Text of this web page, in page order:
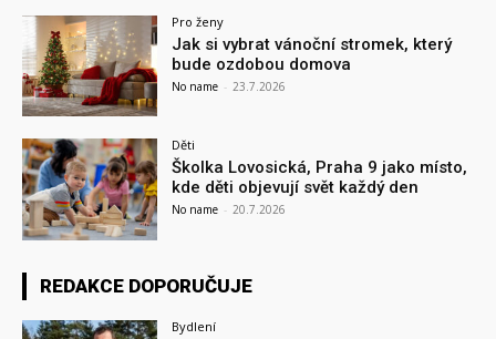
Pro ženy
Jak si vybrat vánoční stromek, který
bude ozdobou domova
No name - 23.7.2026
Děti
Školka Lovosická, Praha 9 jako místo,
kde děti objevují svět každý den
No name - 20.7.2026
REDAKCE DOPORUČUJE
Bydlení